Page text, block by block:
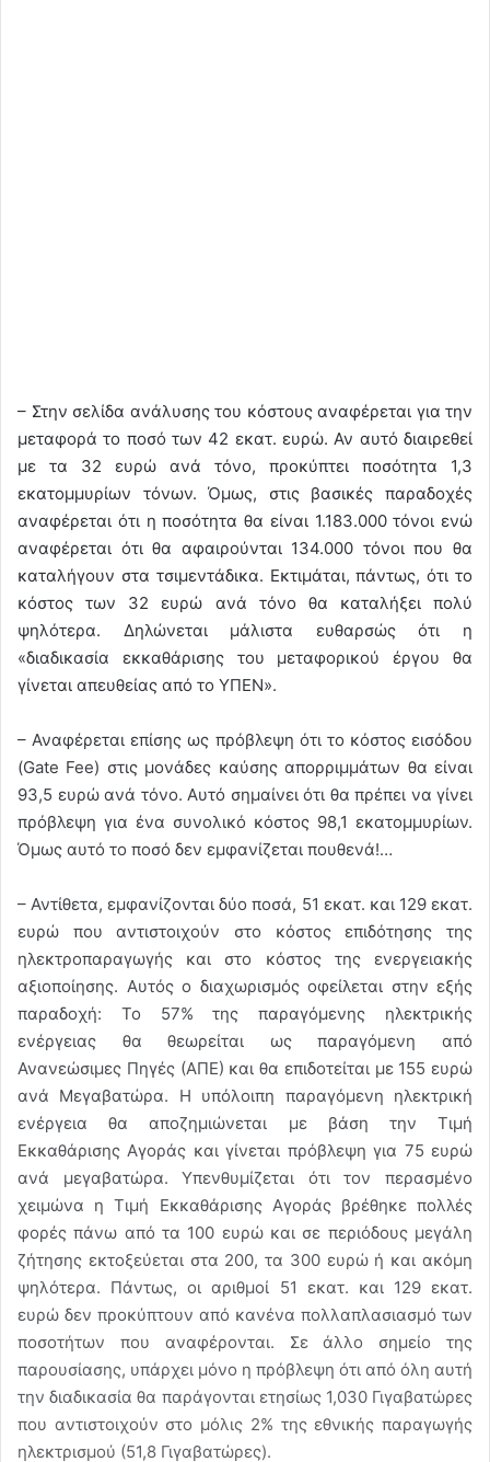
– Στην σελίδα ανάλυσης του κόστους αναφέρεται για την
μεταφορά το ποσό των 42 εκατ. ευρώ. Αν αυτό διαιρεθεί
με τα 32 ευρώ ανά τόνο, προκύπτει ποσότητα 1,3
εκατομμυρίων τόνων. Όμως, στις βασικές παραδοχές
αναφέρεται ότι η ποσότητα θα είναι 1.183.000 τόνοι ενώ
αναφέρεται ότι θα αφαιρούνται 134.000 τόνοι που θα
καταλήγουν στα τσιμεντάδικα. Εκτιμάται, πάντως, ότι το
κόστος των 32 ευρώ ανά τόνο θα καταλήξει πολύ
ψηλότερα. Δηλώνεται μάλιστα ευθαρσώς ότι η
«διαδικασία εκκαθάρισης του μεταφορικού έργου θα
γίνεται απευθείας από το ΥΠΕΝ».
– Αναφέρεται επίσης ως πρόβλεψη ότι το κόστος εισόδου
(Gate Fee) στις μονάδες καύσης απορριμμάτων θα είναι
93,5 ευρώ ανά τόνο. Αυτό σημαίνει ότι θα πρέπει να γίνει
πρόβλεψη για ένα συνολικό κόστος 98,1 εκατομμυρίων.
Όμως αυτό το ποσό δεν εμφανίζεται πουθενά!…
– Αντίθετα, εμφανίζονται δύο ποσά, 51 εκατ. και 129 εκατ.
ευρώ που αντιστοιχούν στο κόστος επιδότησης της
ηλεκτροπαραγωγής και στο κόστος της ενεργειακής
αξιοποίησης. Αυτός ο διαχωρισμός οφείλεται στην εξής
παραδοχή: Το 57% της παραγόμενης ηλεκτρικής
ενέργειας θα θεωρείται ως παραγόμενη από
Ανανεώσιμες Πηγές (ΑΠΕ) και θα επιδοτείται με 155 ευρώ
ανά Μεγαβατώρα. Η υπόλοιπη παραγόμενη ηλεκτρική
ενέργεια θα αποζημιώνεται με βάση την Τιμή
Εκκαθάρισης Αγοράς και γίνεται πρόβλεψη για 75 ευρώ
ανά μεγαβατώρα. Υπενθυμίζεται ότι τον περασμένο
χειμώνα η Τιμή Εκκαθάρισης Αγοράς βρέθηκε πολλές
φορές πάνω από τα 100 ευρώ και σε περιόδους μεγάλη
ζήτησης εκτοξεύεται στα 200, τα 300 ευρώ ή και ακόμη
ψηλότερα. Πάντως, οι αριθμοί 51 εκατ. και 129 εκατ.
ευρώ δεν προκύπτουν από κανένα πολλαπλασιασμό των
ποσοτήτων που αναφέρονται. Σε άλλο σημείο της
παρουσίασης, υπάρχει μόνο η πρόβλεψη ότι από όλη αυτή
την διαδικασία θα παράγονται ετησίως 1,030 Γιγαβατώρες
που αντιστοιχούν στο μόλις 2% της εθνικής παραγωγής
ηλεκτρισμού (51,8 Γιγαβατώρες).